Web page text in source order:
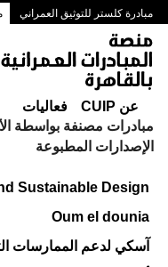
مبادرة كلستر للتوثيق العمراني
ممرات وسط البلد بالقاهرة
عن CUIP فعاليات
مبادرات مصنفة بواسطة
الإصدارات المطبوعة
Sustainable Design
Oum el dounia
آسكي لدعم الممارسات